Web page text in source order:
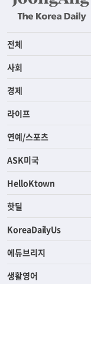
전체
사회
경제
라이프
연예/스포츠
ASK미국
HelloKtown
핫딜
KoreaDailyUs
에듀브리지
생활영어